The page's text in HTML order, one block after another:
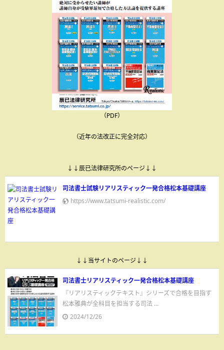
（PDF）
（近年の法改正に完全対応）
↓↓辰已法律研究所のページ↓↓
司法書士試験リアリスティック一発合格松本基礎講座
https://www.tatsumi-realistic.com/
↓↓当サイトのページ↓↓
司法書士リアリスティック一発合格松本基礎講座
『リアリスティックテキスト』シリーズで合格を目指す
松本雅典が全科目を担当する司法 ...
2024/12/26